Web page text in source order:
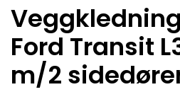
Ford Transit
m/2